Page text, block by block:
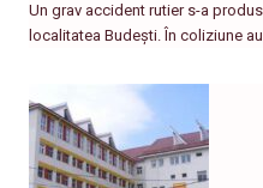
Un grav accident rutier s-a
localitatea Budești. În coliziune